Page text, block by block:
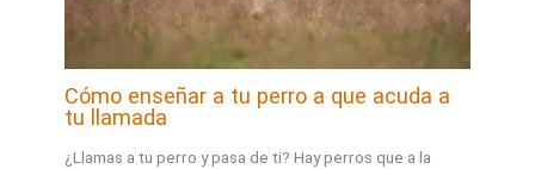
Cómo enseñar a tu perro a que acuda a
tu llamada
¿Llamas a tu perro y pasa de ti? Hay perros que a la